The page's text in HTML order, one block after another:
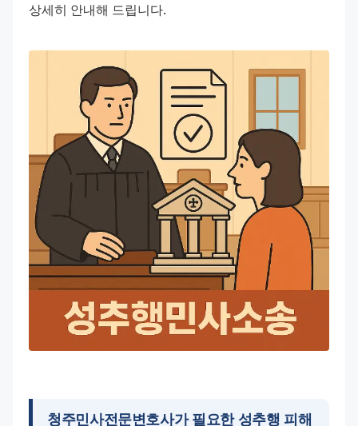
상세히 안내해 드립니다.
청주민사전문변호사가 필요한 성추행 피해